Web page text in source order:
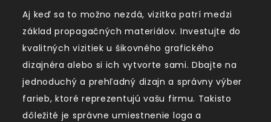
Aj keď sa to možno nezdá, vizitka patrí medzi
základ propagačných materiálov. Investujte do
kvalitných vizitiek u šikovného grafického
dizajnéra alebo si ich vytvorte sami. Dbajte na
jednoduchý a prehľadný dizajn a správny výber
farieb, ktoré reprezentujú vašu firmu. Takisto
dôležité je správne umiestnenie loga a